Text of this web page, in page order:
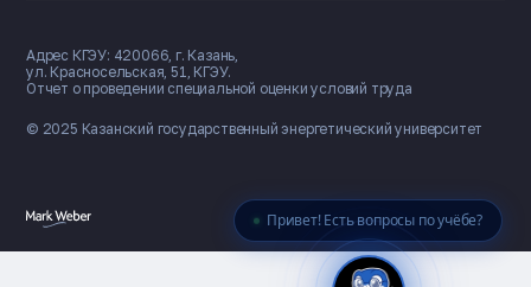
Привет! Есть вопросы по учёбе?
© 2025 Казанский государственный энергетический университет
Адрес КГЭУ: 420066, г. Казань,
ул. Красносельская, 51, КГЭУ.
Отчет о проведении специальной оценки условий труда